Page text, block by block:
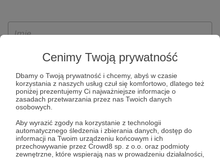
Cenimy Twoją prywatność
Dbamy o Twoją prywatność i chcemy, abyś w czasie
korzystania z naszych usług czuł się komfortowo, dlatego też
poniżej prezentujemy Ci najważniejsze informacje o
zasadach przetwarzania przez nas Twoich danych
osobowych.
Aby wyrazić zgody na korzystanie z technologii
automatycznego śledzenia i zbierania danych, dostęp do
informacji na Twoim urządzeniu końcowym i ich
przechowywanie przez Crowd8 sp. z o.o. oraz podmioty
zewnętrzne, które wspierają nas w prowadzeniu działalności,
Patronite.pl, w tym możliwości dokonywania oraz
otrzymywania wsparcia na naszej platformie oraz
ich przenoszenia, niepodlegania zautomatyzowanemu
wyrażenia sprzeciwu wobec przetwarzania Twoich danych
osobowych. Rejestracja dla osób niepełnoletnich możliwa
jest po przekazaniu podpisanego formularza "Zgodna na
założenie konta przez osobę niepełnoletnią", formularz
dostępny jest na stronie regulaminu Patronite.pl.